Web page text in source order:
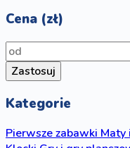
Cena (zł)
Zastosuj
Kategorie
Pierwsze zabawkiMaty